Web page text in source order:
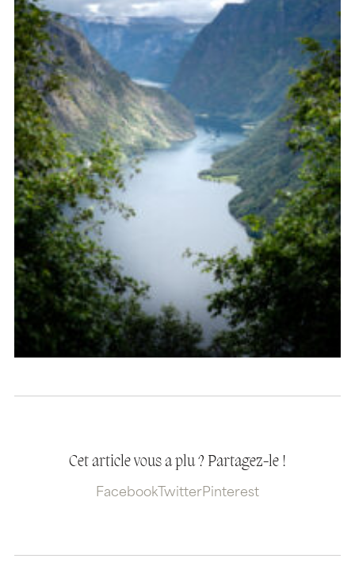
Cet article vous a plu ? Partagez-le !
Facebook TwitterPinterest